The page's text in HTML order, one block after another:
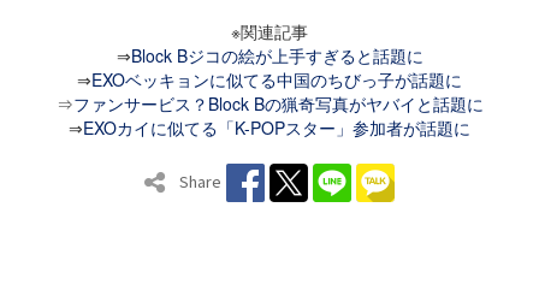
※関連記事
⇒Block Bジコの絵が上手すぎると話題に
⇒EXOベッキョンに似てる中国のちびっ子が話題に
⇒ファンサービス？Block Bの猟奇写真がヤバイと話題に
⇒EXOカイに似てる「K-POPスター」参加者が話題に
Share